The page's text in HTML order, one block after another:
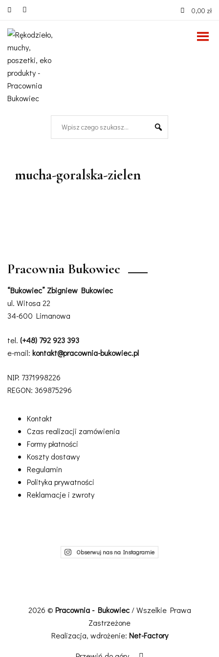
0,00 zł
mucha-goralska-zielen
Pracownia Bukowiec
“Bukowiec” Zbigniew Bukowiec
ul. Witosa 22
34-600 Limanowa
tel. (+48) 792 923 393
e-mail: kontakt@pracownia-bukowiec.pl
NIP: 7371998226
REGON: 369875296
Kontakt
Czas realizacji zamówienia
Formy płatności
Koszty dostawy
Regulamin
Polityka prywatności
Reklamacje i zwroty
Obserwuj nas na Instagramie
2026 © Pracownia - Bukowiec/ Wszelkie Prawa
Zastrzeżone
Realizacja, wdrożenie: Net-Factory